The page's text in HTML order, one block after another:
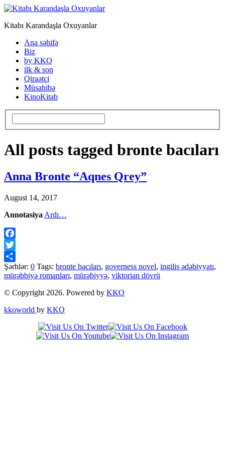
Kitabı Karandaşla Oxuyanlar
Ana səhifə
Biz
by KKO
ilk & son
Qiraətçi
Müsahibə
KinoKitab
All posts tagged bronte bacıları
Anna Bronte “Aqnes Qrey”
August 14, 2017
Annotasiya Ardı…
Facebook
Twitter
Share
Şərhlər: 0 Tags: bronte bacıları, governess novel, ingilis ədəbiyyatı,
mürəbbiyə romanları, mürəbiyyə, viktorian dövrü
© Copyright 2026. Powered by KKO
kkoworld by KKO